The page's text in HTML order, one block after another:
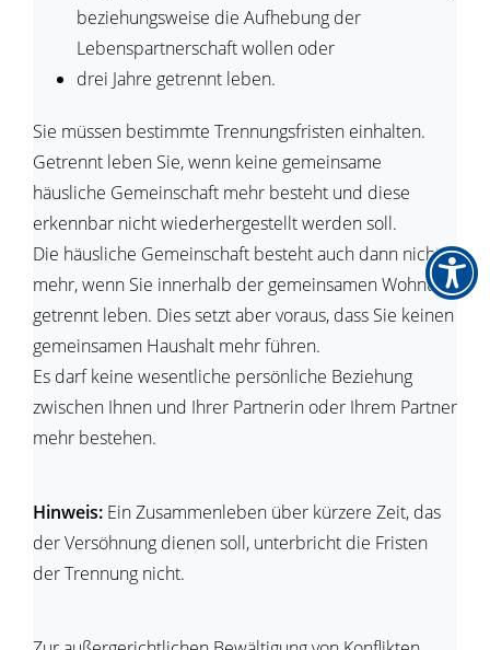
beziehungsweise die Aufhebung der
Lebenspartnerschaft wollen oder
drei Jahre getrennt leben.
Sie müssen bestimmte Trennungsfristen einhalten.
Getrennt leben Sie, wenn keine gemeinsame
häusliche Gemeinschaft mehr besteht und diese
erkennbar nicht wiederhergestellt werden soll.
Die häusliche Gemeinschaft besteht auch dann nicht
mehr, wenn Sie innerhalb der gemeinsamen Wohnung
getrennt leben. Dies setzt aber voraus, dass Sie keinen
gemeinsamen Haushalt mehr führen.
Es darf keine wesentliche persönliche Beziehung
zwischen Ihnen und Ihrer Partnerin oder Ihrem Partner
mehr bestehen.
Hinweis: Ein Zusammenleben über kürzere Zeit, das
der Versöhnung dienen soll, unterbricht die Fristen
der Trennung nicht.